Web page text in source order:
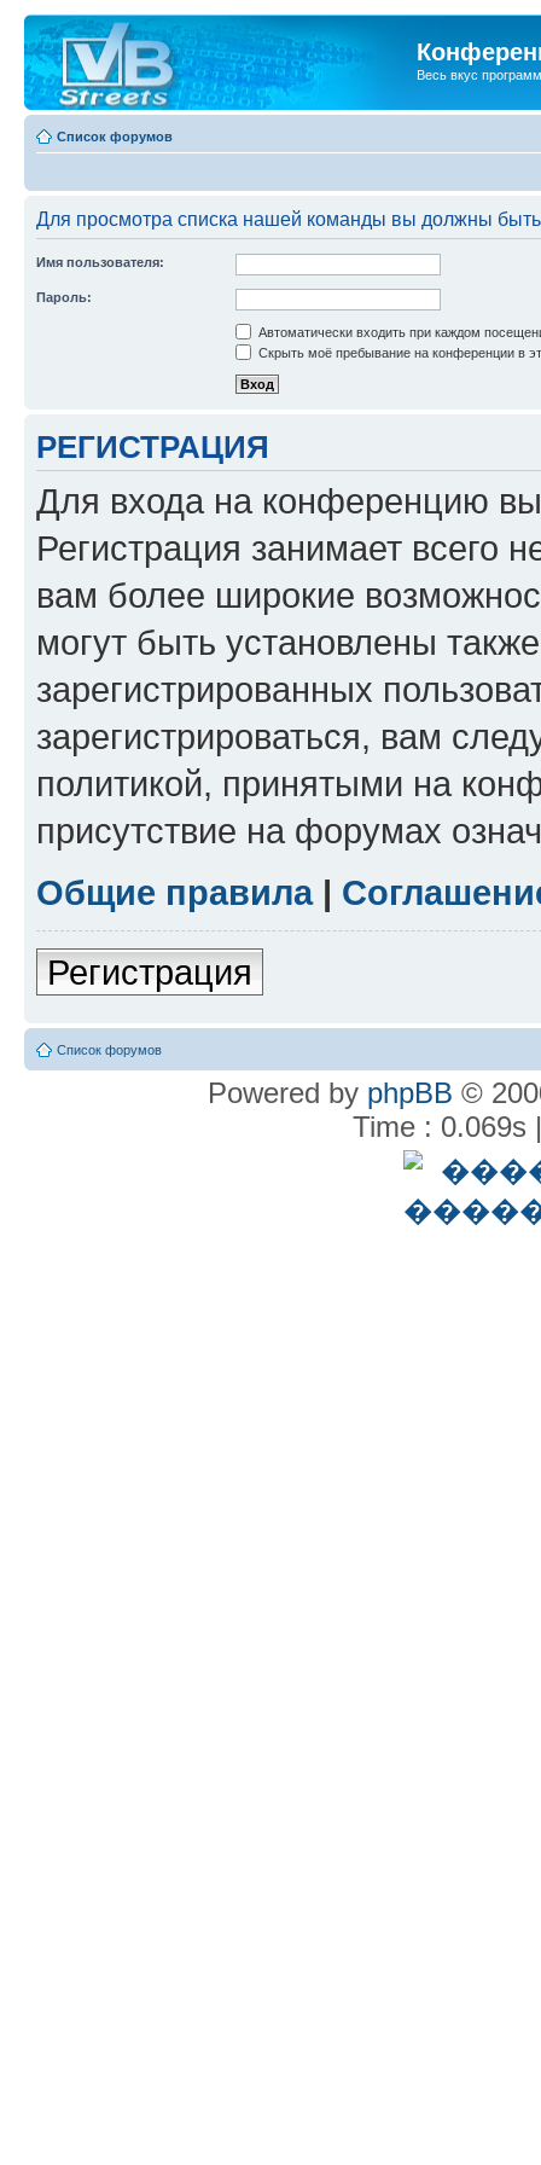
Весь вкус
Список форумов
Для просмотра списка нашей команды вы должны
Имя пользователя:
Пароль:
Автоматически входить при каждом
Скрыть моё пребывание на конференции в
РЕГИСТРАЦИЯ
Для входа на конференцию
Регистрация занимает всего
вам более широкие
могут быть установлены
зарегистрированных
зарегистрироваться, вам
политикой, принятыми на
присутствие на форумах
Общие правила|
Регистрация
Список форумов
Powered by phpBB ©
Time : 0.069s